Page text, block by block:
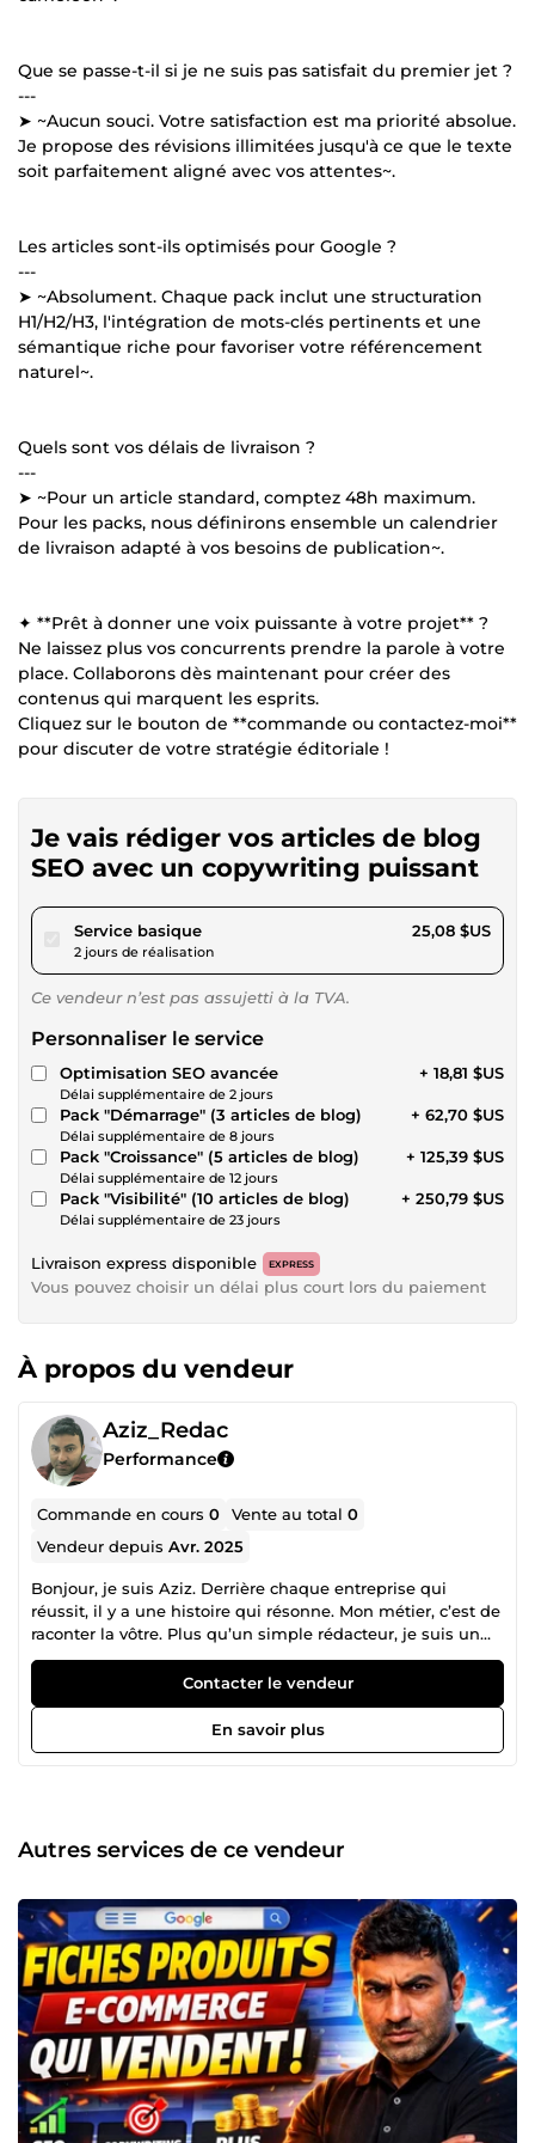
Que se passe-t-il si je ne suis pas satisfait du premier jet ?
---
➤ ~Aucun souci. Votre satisfaction est ma priorité absolue.
Je propose des révisions illimitées jusqu'à ce que le texte
soit parfaitement aligné avec vos attentes~.
Les articles sont-ils optimisés pour Google ?
---
➤ ~Absolument. Chaque pack inclut une structuration
H1/H2/H3, l'intégration de mots-clés pertinents et une
sémantique riche pour favoriser votre référencement
naturel~.
Quels sont vos délais de livraison ?
---
➤ ~Pour un article standard, comptez 48h maximum.
Pour les packs, nous définirons ensemble un calendrier
de livraison adapté à vos besoins de publication~.
✦ **Prêt à donner une voix puissante à votre projet** ?
Ne laissez plus vos concurrents prendre la parole à votre
place. Collaborons dès maintenant pour créer des
contenus qui marquent les esprits.
Cliquez sur le bouton de **commande ou contactez-moi**
pour discuter de votre stratégie éditoriale !
Je vais rédiger vos articles de blog
SEO avec un copywriting puissant
Service basiquepour 23,11 $US
2 jours de réalisation
25,08 $US
Ce vendeur n’est pas assujetti à la TVA.
Personnaliser le service
Optimisation SEO avancée
Délai supplémentaire de 2 jours
+ 18,81 $US
Pack "Démarrage" (3 articles de blog)
Délai supplémentaire de 8 jours
+ 62,70 $US
Pack "Croissance" (5 articles de blog)
Délai supplémentaire de 12 jours
+ 125,39 $US
Pack "Visibilité" (10 articles de blog)
Délai supplémentaire de 23 jours
+ 250,79 $US
Livraison express disponible EXPRESS
Vous pouvez choisir un délai plus court lors du paiement
À propos du vendeur
Aziz_Redac
Performance
Commande en cours0 Vente au total0
Vendeur depuisAvr. 2025
Bonjour, je suis Aziz. Derrière chaque entreprise qui
réussit, il y a une histoire qui résonne. Mon métier, c’est de
raconter la vôtre. Plus qu’un simple rédacteur, je suis un
artisan des mots et un stratège du contenu. Je pars du
principe qu'un texte ne doit pas seulement être lu : il doit
être ressenti, compris et surtout, il doit déclencher l'action.
Que vous soyez entrepreneur, coach ou responsable d'une
PME, mon objectif est le même : utiliser la puissance du
Je ne me contente pas de remplir des pages blanches. Je
conçois des contenus sur-mesure pour chaque étape de
: J'écris des textes qui plaisent autant à Google qu'aux
humains, pour placer votre site en tête des résultats de
recherche. -&gt; Copywriting &amp; Storytelling : Je rédige
des pages de vente et des fiches produits qui touchent la
corde sensible de vos prospects pour mieux les convertir. -
&gt; Newsletters &amp; Emailing : Je crée des séquences
d'emails engageantes pour transformer une simple
audience en une communauté fidèle. -&gt; Contenu pour
Réseaux Sociaux : Des posts percutants pour capter
l'attention dans un fil d'actualité saturé. -&gt; Scripts Vidéo
&amp; Audio : Des textes fluides et rythmés pour vos
Contacter le vendeur
En savoir plus
Autres services de ce vendeur